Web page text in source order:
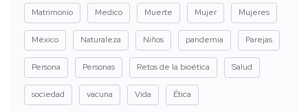
Matrimonio Medico Muerte Mujer Mujeres
México Naturaleza Niños pandemia Parejas
Persona Personas Retos de la bioética Salud
sociedad vacuna Vida Ética